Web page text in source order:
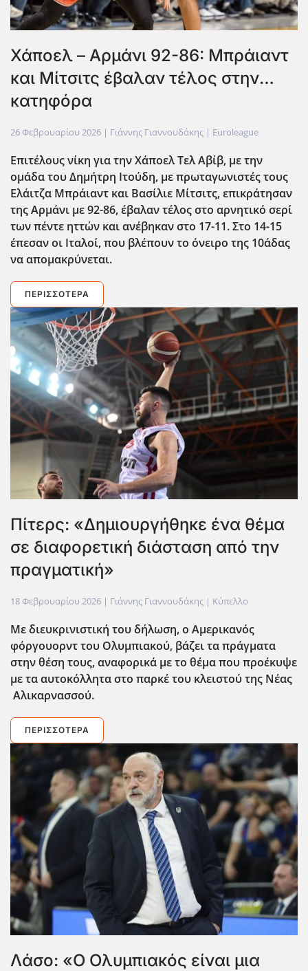
Χάποελ – Αρμάνι 92-86: Μπράιαντ
και Μίτσιτς έβαλαν τέλος στην…
κατηφόρα
26 Φεβρουαρίου 2026 | Γιάννης Γιαννουδάκης | Euroleague
Επιτέλους νίκη για την Χάποελ Τελ Αβίβ, με την
ομάδα του Δημήτρη Ιτούδη, με πρωταγωνιστές τους
Ελάιτζα Μπράιαντ και Βασίλιε Μίτσιτς, επικράτησαν
της Αρμάνι με 92-86, έβαλαν τέλος στο αρνητικό σερί
των πέντε ηττών και ανέβηκαν στο 17-11. Στο 14-15
έπεσαν οι Ιταλοί, που βλέπουν το όνειρο της 10άδας
να απομακρύνεται.
ΠΕΡΙΣΣΌΤΕΡΑ
Πίτερς: «Δημιουργήθηκε ένα θέμα
σε διαφορετική διάσταση από την
πραγματική»
18 Φεβρουαρίου 2026 | Γιάννης Γιαννουδάκης | Κύπελλο
Με διευκρινιστική του δήλωση, ο Αμερικανός
φόργουορντ του Ολυμπιακού, βάζει τα πράγματα
στην θέση τους, αναφορικά με το θέμα που προέκυψε
με τα αυτοκόλλητα στο παρκέ του κλειστού της Νέας
Αλικαρνασσού.
ΠΕΡΙΣΣΌΤΕΡΑ
Λάσο: «Ο Ολυμπιακός είναι μια